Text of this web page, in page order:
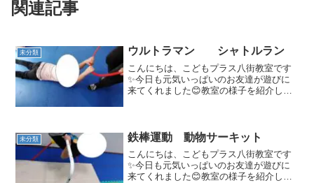
関連記事
未分類 ウルトラマン シャトルラン
こんにちは、こどもプラス八街教室です
✨今日も元気いっぱいのお友達が遊びに
来てくれました😊教室の様子を紹介しま
ジグザグカンガルー身体...
未分類 鉄棒運動 動物サーキット
こんにちは、こどもプラス八街教室です
✨今日も元気いっぱいのお友達が遊びに
来てくれました😊教室の様子を紹介しま